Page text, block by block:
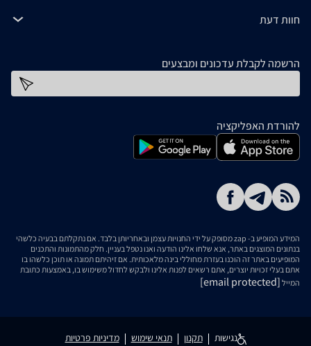
חוות דעת
הרשמה לקבלת עדכונים ומבצעים
להורדת האפליקציה
המידע המופיע ב- zap מסופק על ידי החנויות עצמן ובאחריותן בלבד. אם נתקלתם בבעיה כלשהי
בנתונים המוצגים באתר, אנא שלחו אלינו הודעה ואנו נטפל בעניין. חלק מהתמונות והתכנים
המופיעים באתר זה הוכנו בעזרת מחוללי בינה מלאכותית. אם זיהיתם תמונה או תוכן כלשהו בו
אתם בעלי זכויות יוצרים, אתם רשאים לפנות אלינו ולבקש לחדול משימוש בו, באמצעות כתובת
המייל [email protected]
נגישות תקנון תנאי שימוש מדיניות פרטיות